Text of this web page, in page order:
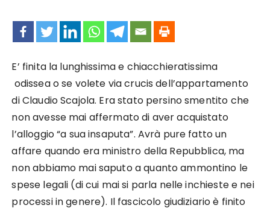
E’ finita la lunghissima e chiacchieratissima
odissea o se volete via crucis dell’appartamento
di Claudio Scajola. Era stato persino smentito che
non avesse mai affermato di aver acquistato
l’alloggio “a sua insaputa”. Avrà pure fatto un
affare quando era ministro della Repubblica, ma
non abbiamo mai saputo a quanto ammontino le
spese legali (di cui mai si parla nelle inchieste e nei
processi in genere). Il fascicolo giudiziario è finito